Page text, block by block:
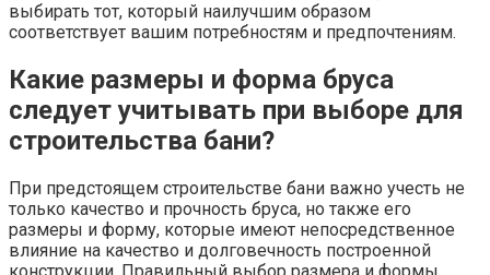
выбирать тот, который наилучшим образом
соответствует вашим потребностям и предпочтениям.
Какие размеры и форма бруса
следует учитывать при выборе для
строительства бани?
При предстоящем строительстве бани важно учесть не
только качество и прочность бруса, но также его
размеры и форму, которые имеют непосредственное
влияние на качество и долговечность построенной